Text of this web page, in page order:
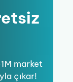
market
çıkar!